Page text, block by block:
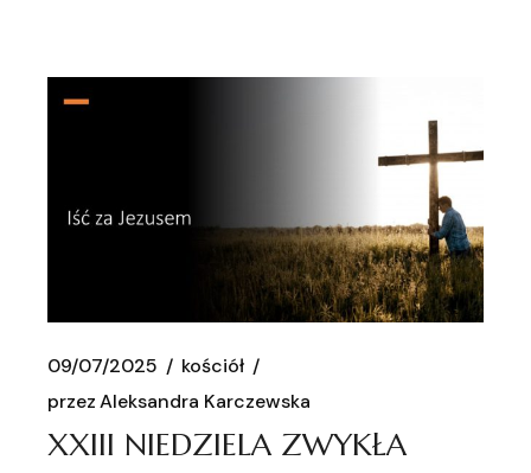
09/07/2025
kościół
przez Aleksandra Karczewska
XXIII NIEDZIELA ZWYKŁA